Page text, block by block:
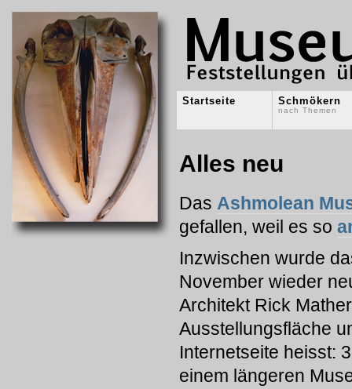
Startseite Schmökern
nach Themen
Alles neu
Das Ashmolean
gefallen, weil es so
Inzwischen wurde
November wieder
Architekt Rick
Ausstellungsfläche
Internetseite heisst:
einem längeren